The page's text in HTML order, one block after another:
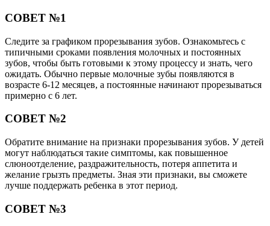
СОВЕТ №1
Следите за графиком прорезывания зубов. Ознакомьтесь с
типичными сроками появления молочных и постоянных
зубов, чтобы быть готовыми к этому процессу и знать, чего
ожидать. Обычно первые молочные зубы появляются в
возрасте 6-12 месяцев, а постоянные начинают прорезываться
примерно с 6 лет.
СОВЕТ №2
Обратите внимание на признаки прорезывания зубов. У детей
могут наблюдаться такие симптомы, как повышенное
слюноотделение, раздражительность, потеря аппетита и
желание грызть предметы. Зная эти признаки, вы сможете
лучше поддержать ребенка в этот период.
СОВЕТ №3